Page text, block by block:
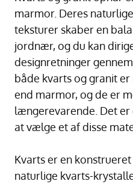
marmor. Deres
teksturer skaber en
jordnær, og du kan
designretninger
både kvarts og granit
end marmor, og de er
længerevarende. Det
at vælge et af disse
Kvarts er en
naturlige kvarts-